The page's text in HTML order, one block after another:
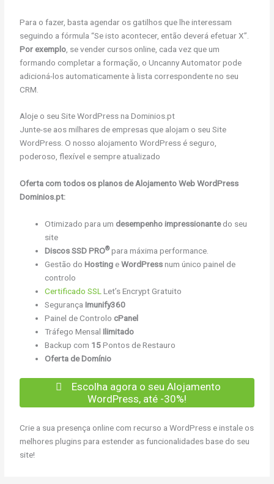
Para o fazer, basta agendar os gatilhos que lhe interessam
seguindo a fórmula “Se isto acontecer, então deverá efetuar X”.
Por exemplo , se vender cursos online, cada vez que um
formando completar a formação, o Uncanny Automator pode
adicioná-los automaticamente à lista correspondente no seu
CRM.
Aloje o seu Site WordPress na Dominios.pt
Junte-se aos milhares de empresas que alojam o seu Site
WordPress. O nosso alojamento WordPress é seguro,
poderoso, flexível e sempre atualizado
Oferta com todos os planos de Alojamento Web WordPress
Dominios.pt:
Otimizado para um desempenho impressionantedo seu
site
Discos SSD PRO®para máxima performance.
Gestão doHosting eWordPressnum único painel de
controlo
Certificado SSLLet’s Encrypt Gratuito
SegurançaImunify360
Painel de Controlo cPanel
Tráfego MensalIlimitado
Backup com 15Pontos de Restauro
Oferta de Domínio
Escolha agora o seu Alojamento
WordPress, até -30%!
Crie a sua presença online com recurso a WordPress e instale os
melhores plugins para estender as funcionalidades base do seu
site!